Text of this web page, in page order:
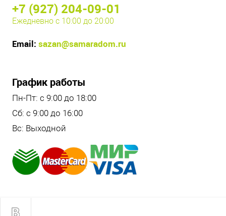
+7 (927) 204-09-01
Ежедневно с 10:00 до 20:00
Email: sazan@samaradom.ru
График работы
Пн-Пт: с 9:00 до 18:00
Сб: с 9:00 до 16:00
Вс: Выходной